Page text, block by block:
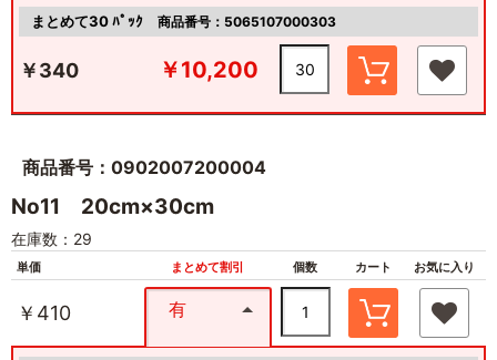
まとめて30 ﾊﾟｯｸ 商品番号：5065107000303
￥340 ￥10,200
商品番号：0902007200004
No11 20cm×30cm
在庫数：29
単価 まとめて割引 個数 カート お気に入り
￥410 有